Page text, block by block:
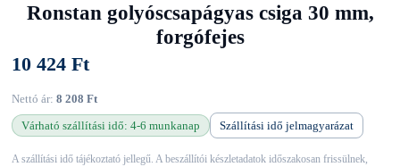
Ronstan golyóscsapágyas csiga 30 mm,
forgófejes
10 424 Ft
Nettó ár: 8 208 Ft
Várható szállítási idő: 4-6 munkanap
Szállítási idő jelmagyarázat
A szállítási idő tájékoztató jellegű. A beszállítói készletadatok időszakosan frissülnek,